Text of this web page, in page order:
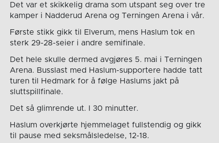
Det var et skikkelig drama som utspant seg over tre
kamper i Nadderud Arena og Terningen Arena i vår.
Første stikk gikk til Elverum, mens Haslum tok en
sterk 29-28-seier i andre semifinale.
Det hele skulle dermed avgjøres 5. mai i Terningen
Arena. Busslast med Haslum-supportere hadde tatt
turen til Hedmark for å følge Haslums jakt på
sluttspillfinale.
Det så glimrende ut. I 30 minutter.
Haslum overkjørte hjemmelaget fullstendig og gikk
til pause med seksmålsledelse, 12-18.